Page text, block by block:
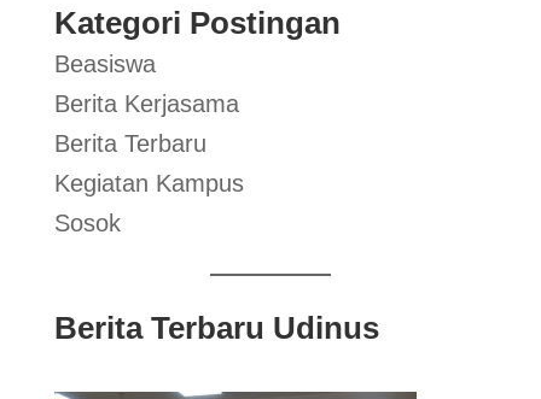
Kategori Postingan
Beasiswa
Berita Kerjasama
Berita Terbaru
Kegiatan Kampus
Sosok
Berita Terbaru Udinus